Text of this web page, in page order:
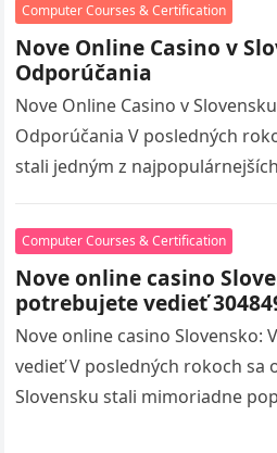
Computer Courses & Certification
Nove Online Casino v
Odporúčania
Nove Online Casino v
Odporúčania V posledných
stali jedným z
Computer Courses & Certification
Nove online casino
potrebujete vedieť
Nove online casino Slovensko:
vedieť V posledných rokoch sa
Slovensku stali mimoriadne